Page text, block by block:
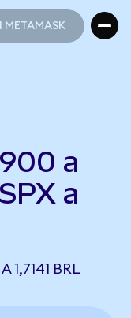
METAMASK
a
a
1,7141 BRL